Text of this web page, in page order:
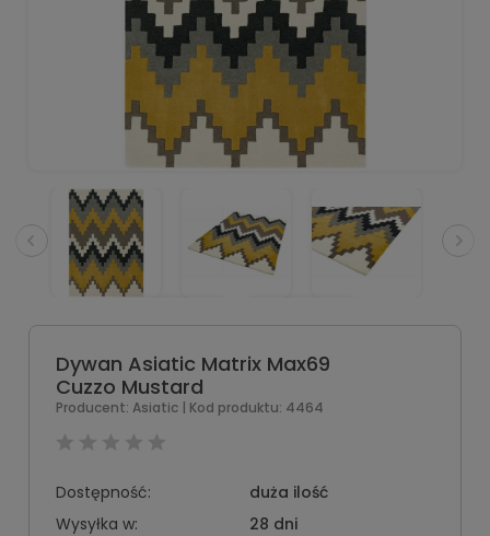
Dywan Asiatic Matrix Max69
Cuzzo Mustard
Producent: Asiatic | Kod produktu: 4464
Dostępność:
duża ilość
Wysyłka w:
28 dni